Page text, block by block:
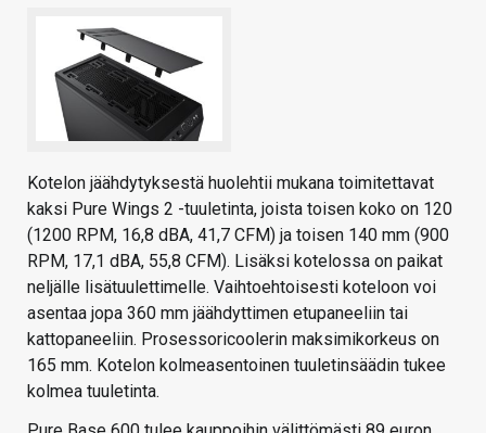
Kotelon jäähdytyksestä huolehtii mukana toimitettavat
kaksi Pure Wings 2 -tuuletinta, joista toisen koko on 120
(1200 RPM, 16,8 dBA, 41,7 CFM) ja toisen 140 mm (900
RPM, 17,1 dBA, 55,8 CFM). Lisäksi kotelossa on paikat
neljälle lisätuulettimelle. Vaihtoehtoisesti koteloon voi
asentaa jopa 360 mm jäähdyttimen etupaneeliin tai
kattopaneeliin. Prosessoricoolerin maksimikorkeus on
165 mm. Kotelon kolmeasentoinen tuuletinsäädin tukee
kolmea tuuletinta.